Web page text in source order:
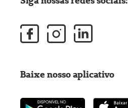
Baixe nosso aplicativo